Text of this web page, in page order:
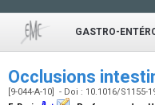
GASTRO-
Occlusions
[9-044-A-10] - Doi : 10.1016/S1155-